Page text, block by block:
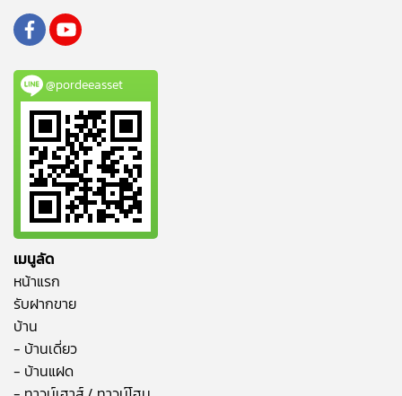
@pordeeasset
เมนูลัด
หน้าแรก
รับฝากขาย
บ้าน
- บ้านเดี่ยว
- บ้านแฝด